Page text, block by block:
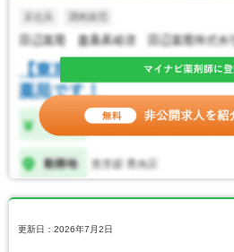
更新日：2026年7月2日